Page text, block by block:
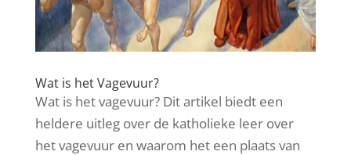
Wat is het Vagevuur?
Wat is het vagevuur? Dit artikel biedt een
heldere uitleg over de katholieke leer over
het vagevuur en waarom het een plaats van